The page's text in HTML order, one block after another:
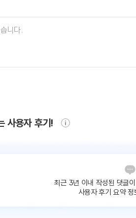
사용자 후기!
최근 3년 이내 작성된 댓글이
사용자 후기 요약